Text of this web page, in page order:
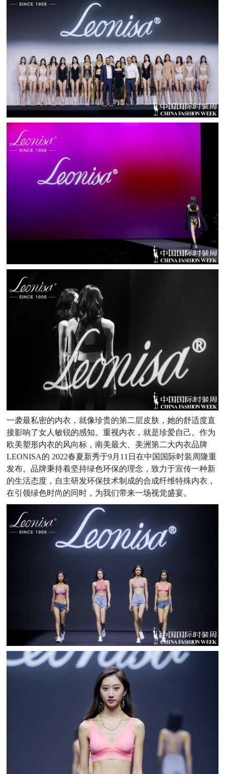
一袭最私密的内衣，就像珍贵的第二层皮肤，她的舒适度直
接影响了女人敏锐的感知。重视内衣，就是珍爱自己。作为
欧美塑形内衣的风向标，南美最大、美洲第二大内衣品牌
LEONISA的 2022春夏新秀于9月11日在中国国际时装周隆重
发布。品牌秉持着坚持绿色环保的理念，致力于宣传一种新
的生活态度，自主研发环保技术制成的合成纤维特殊内衣，
在引领绿色时尚的同时，为我们带来一场视觉盛宴。